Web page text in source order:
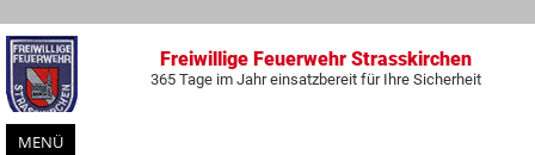
Freiwillige Feuerwehr Strasskirchen
365 Tage im Jahr einsatzbereit für Ihre Sicherheit
MENÜ